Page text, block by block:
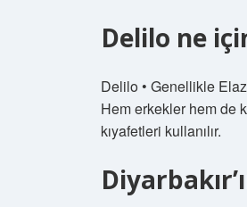
Delilo ne
Delilo • Genellikle
Hem erkekler hem de
kıyafetleri kullanılır.